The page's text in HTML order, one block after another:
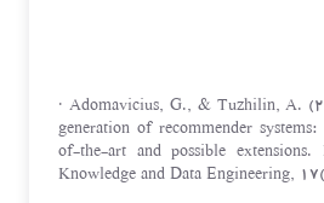
· Adomavicius, G., & Tuzhilin, A.
generation of recommender
of-the-art and possible
Knowledge and Data Engineering,